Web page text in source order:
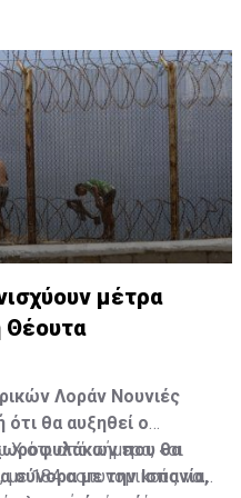
μέτρα
Θέουτα
Λοράν Νουνιές
θα αυξηθεί ο
που θα
με την Ισπανία,
Χ ότι από σήμερα, «οι
με 184 αστυνομικούς να